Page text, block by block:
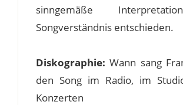
sinngemäße
Songverständnis entschieden.
Diskographie: Wann sang
den Song im Radio, im
Konzerten